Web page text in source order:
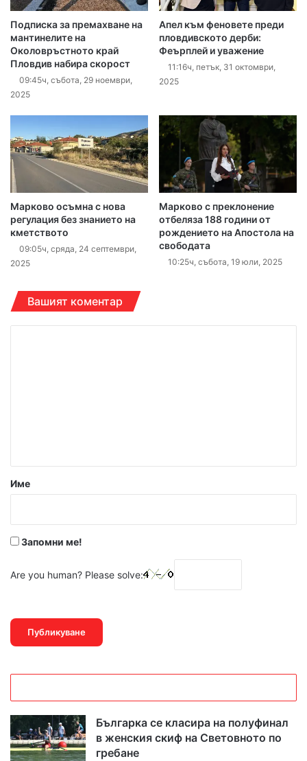
Подписка за премахване на
мантинелите на
Околовръстното край
Пловдив набира скорост
09:45ч, събота, 29 ноември,
2025
Апел към феновете преди
пловдивското дерби:
Феърплей и уважение
11:16ч, петък, 31 октомври,
2025
Марково осъмна с нова
регулация без знанието на
кметството
09:05ч, сряда, 24 септември,
2025
Марково с преклонение
отбеляза 188 години от
рождението на Апостола на
свободата
10:25ч, събота, 19 юли, 2025
Вашият коментар
р
Име
Запомни ме!
Are you human? Please solve:
Българка се класира на полуфинал
в женския скиф на Световното по
гребане